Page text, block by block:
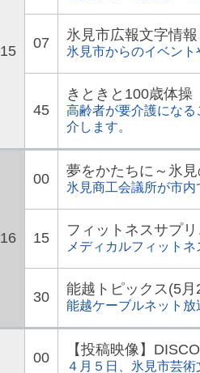
15 07 氷見市広報文字情報
氷見市からのイベント
45
きときと100歳体操
高齢者が要介護にな
介します。
16
00 夢をかたちに～氷
氷見商工会議所が市
15 フィットネスサプ
メディカルフィット
30 能越トピックス(5月
能越ケーブルネット放
00 【投稿映像】
４月５日、氷見市芸